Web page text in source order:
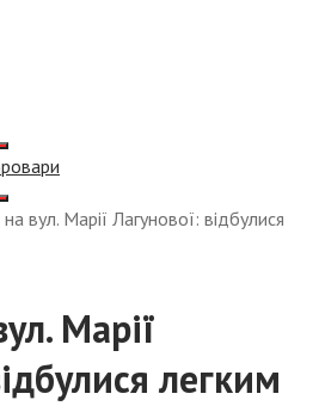
вул. Марії Лагунової: відбулися
Марії
легким